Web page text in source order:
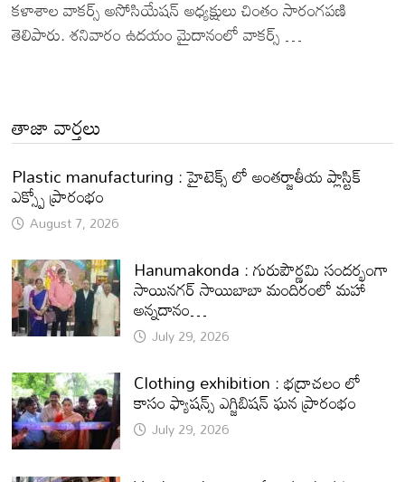
కళాశాల వాకర్స్ అసోసియేషన్ అధ్యక్షులు చింతం సారంగపణి
తెలిపారు. శనివారం ఉదయం మైదానంలో వాకర్స్ …
తాజా వార్తలు
Plastic manufacturing : హైటెక్స్ లో అంతర్జాతీయ ప్లాస్టిక్
ఎక్స్పో ప్రారంభం
August 7, 2026
Hanumakonda : గురుపౌర్ణమి సందర్భంగా
సాయినగర్‌ సాయిబాబా మందిరంలో మహా
అన్నదానం…
July 29, 2026
Clothing exhibition : భద్రాచలం లో
కాసం ఫ్యాషన్స్ ఎగ్జిబిషన్ ఘన ప్రారంభం
July 29, 2026